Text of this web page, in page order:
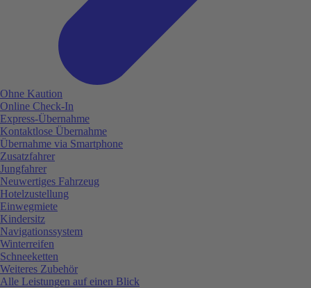
Ohne Kaution
Online Check-In
Express-Übernahme
Kontaktlose Übernahme
Übernahme via Smartphone
Zusatzfahrer
Jungfahrer
Neuwertiges Fahrzeug
Hotelzustellung
Einwegmiete
Kindersitz
Navigationssystem
Winterreifen
Schneeketten
Weiteres Zubehör
Alle Leistungen auf einen Blick